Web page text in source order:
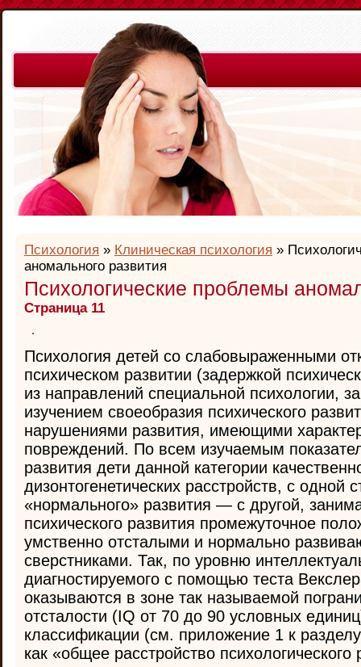
Психология » Клиническая психология »
аномального развития
Психологические проблемы
Страница 11
Психология детей со слабовыраженными
психическом развитии (задержкой
из направлений специальной психологии,
изучением своеобразия психического
нарушениями развития, имеющими
повреждений. По всем изучаемым
развития дети данной категории
дизонтогенетических расстройств, с одной
«нормального» развития — с другой,
психического развития промежуточное
умственно отсталыми и нормально
сверстниками. Так, по уровню
диагностируемого с помощью теста
оказываются в зоне так называемой
отсталости (IQ от 70 до 90 условных
классификации (см. приложение 1 к
как «общее расстройство психологического